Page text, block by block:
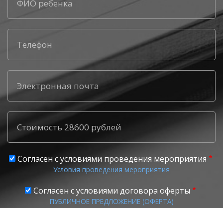
Стоимость 28600 рублей
Согласен с условиями проведения мероприятия
Условия проведения мероприятия
Согласен с условиями договора оферты
ПУБЛИЧНОЕ ПРЕДЛОЖЕНИЕ (ОФЕРТА)